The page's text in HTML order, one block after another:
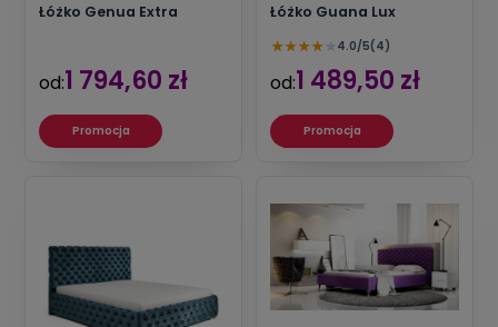
Łóżko Genua Extra
od:1 794,60 zł
Promocja
Łóżko Guana Lux
★★★★ ★ 4.0/5(4)
od:1 489,50 zł
Promocja